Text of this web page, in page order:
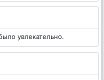
увлекательно.